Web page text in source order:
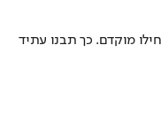
מוקדם. כך תבנו עתיד